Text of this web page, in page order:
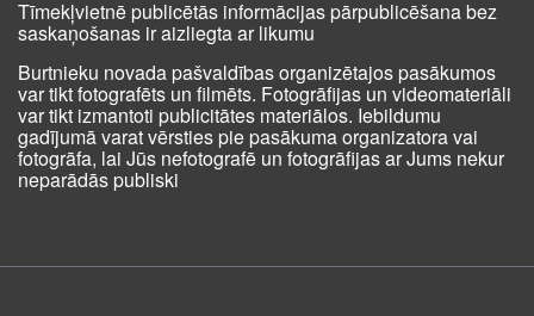
Tīmekļvietnē publicētās informācijas pārpublicēšana bez
saskaņošanas ir aizliegta ar likumu
Burtnieku novada pašvaldības organizētajos pasākumos
var tikt fotografēts un filmēts. Fotogrāfijas un videomateriāli
var tikt izmantoti publicitātes materiālos. Iebildumu
gadījumā varat vērsties pie pasākuma organizatora vai
fotogrāfa, lai Jūs nefotografē un fotogrāfijas ar Jums nekur
neparādās publiski